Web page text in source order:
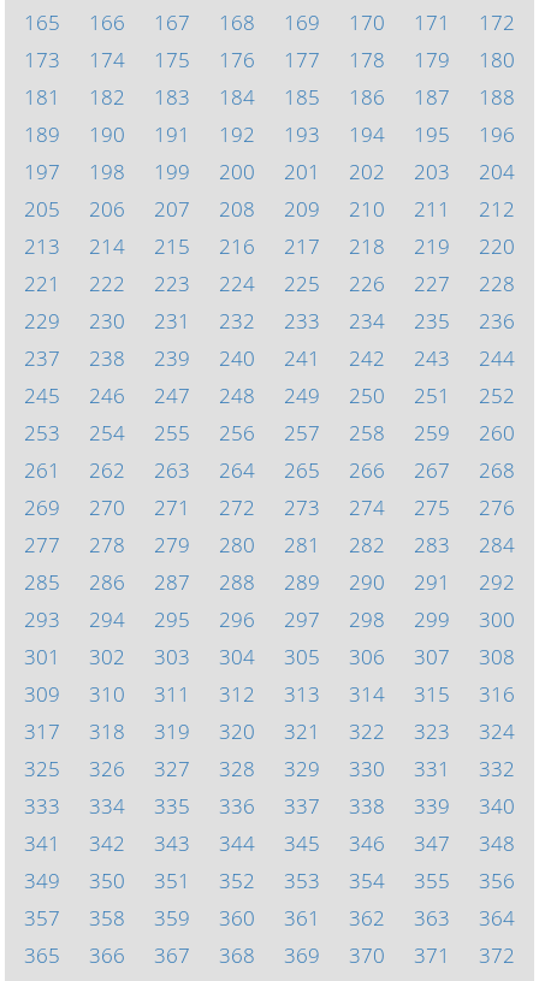
165
166 167 168 169 170 171
172
173
174 175 176 177 178 179
180
181
182 183 184 185 186 187
188
189
190 191 192 193 194 195
196
197
198 199 200 201 202 203
204
205
206 207 208 209 210 211
212
213
214 215 216 217 218 219
220
221
222 223 224 225 226 227
228
229
230 231 232 233 234 235
236
237
238 239 240 241 242 243
244
245
246 247 248 249 250 251
252
253
254 255 256 257 258 259
260
261
262 263 264 265 266 267
268
269
270 271 272 273 274 275
276
277
278 279 280 281 282 283
284
285
286 287 288 289 290 291
292
293
294 295 296 297 298 299
300
301
302 303 304 305 306 307
308
309
310 311 312 313 314 315
316
317
318 319 320 321 322 323
324
325
326 327 328 329 330 331
332
333
334 335 336 337 338 339
340
341
342 343 344 345 346 347
348
349
350 351 352 353 354 355
356
357
358 359 360 361 362 363
364
365
366 367 368 369 370 371
372